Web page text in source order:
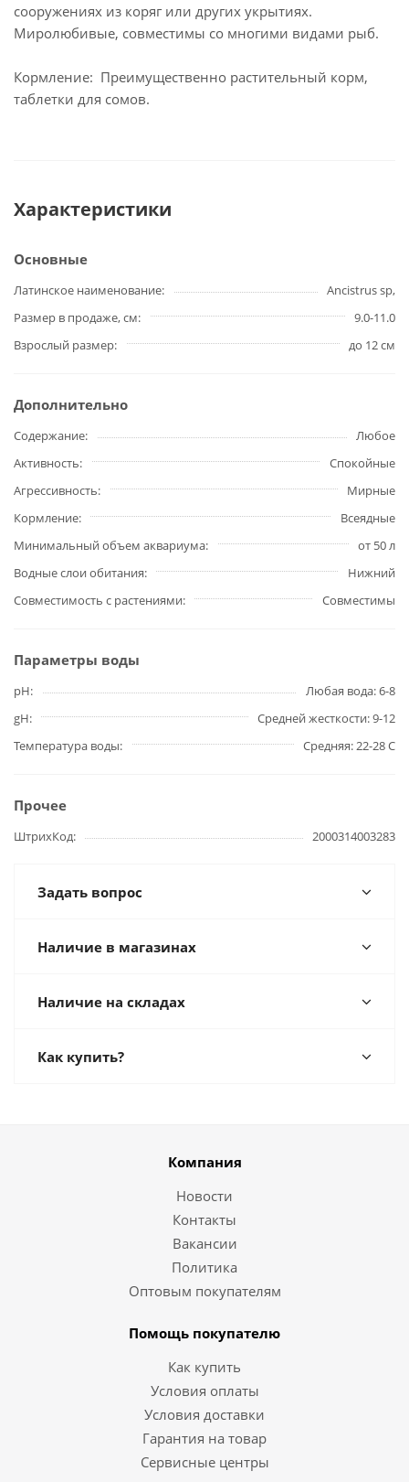
сооружениях из коряг или других укрытиях.
Миролюбивые, совместимы со многими видами рыб.
Кормление: Преимущественно растительный корм,
таблетки для сомов.
Характеристики
Основные
Латинское наименование
Ancistrus sp,
Размер в продаже, см
9.0-11.0
Взрослый размер
до 12 см
Дополнительно
Содержание
Любое
Активность
Спокойные
Агрессивность
Мирные
Кормление
Всеядные
Минимальный объем аквариума
от 50 л
Водные слои обитания
Нижний
Совместимость с растениями
Совместимы
Параметры воды
pH
Любая вода: 6-8
gH
Средней жесткости: 9-12
Температура воды
Средняя: 22-28 С
Прочее
ШтрихКод 2000314003283
Задать вопрос
Наличие в магазинах
Наличие на складах
Как купить?
Компания
Новости
Контакты
Вакансии
Политика
Оптовым покупателям
Помощь покупателю
Как купить
Условия оплаты
Условия доставки
Гарантия на товар
Сервисные центры